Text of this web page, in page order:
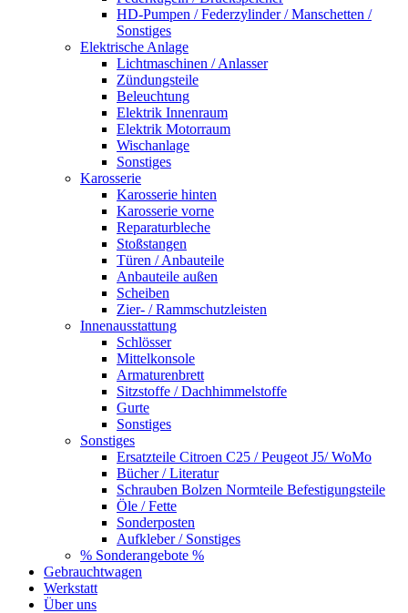
HD-Pumpen / Federzylinder / Manschetten /
Sonstiges
Elektrische Anlage
Lichtmaschinen / Anlasser
Zündungsteile
Beleuchtung
Elektrik Innenraum
Elektrik Motorraum
Wischanlage
Sonstiges
Karosserie
Karosserie hinten
Karosserie vorne
Reparaturbleche
Stoßstangen
Türen / Anbauteile
Anbauteile außen
Scheiben
Zier- / Rammschutzleisten
Innenausstattung
Schlösser
Mittelkonsole
Armaturenbrett
Sitzstoffe / Dachhimmelstoffe
Gurte
Sonstiges
Sonstiges
Ersatzteile Citroen C25 / Peugeot J5/ WoMo
Bücher / Literatur
Schrauben Bolzen Normteile Befestigungsteile
Öle / Fette
Sonderposten
Aufkleber / Sonstiges
% Sonderangebote %
Gebrauchtwagen
Werkstatt
Über uns